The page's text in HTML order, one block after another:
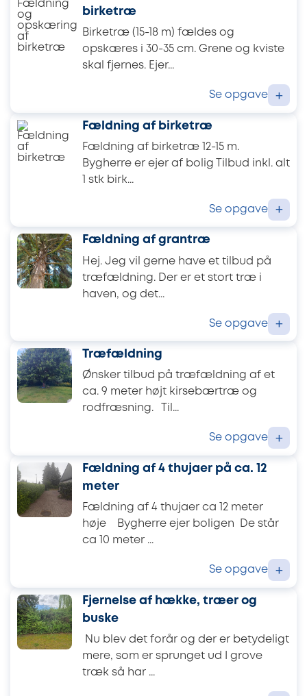
birketræ
Birketræ (15-18 m) fældes og
opskæres i 30-35 cm. Grene og kviste
skal fjernes. Ejer...
Se opgave +
Fældning af birketræ
Fældning af birketræ 12-15 m.
Bygherre er ejer af bolig Tilbud inkl. alt
1 stk birk...
Se opgave +
Fældning af grantræ
Hej. Jeg vil gerne have et tilbud på
træfældning. Der er et stort træ i
haven, og det...
Se opgave +
Træfældning
Ønsker tilbud på træfældning af et
ca. 9 meter højt kirsebærtræ og
rodfræsning. Til...
Se opgave +
Fældning af 4 thujaer på ca. 12
meter
Fældning af 4 thujaer ca 12 meter
høje Bygherre ejer boligen De står
ca 10 meter ...
Se opgave +
Fjernelse af hække, træer og
buske
Nu blev det forår og der er betydeligt
mere, som er sprunget ud I grove
træk så har ...